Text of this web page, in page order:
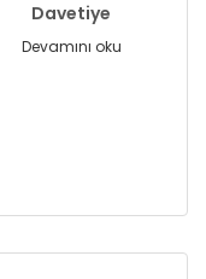
Davetiye
Devamını oku